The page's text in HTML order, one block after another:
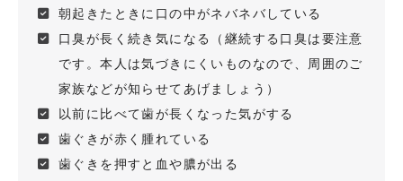
朝起きたときに口の中がネバネバしている
口臭が長く続き気になる（継続する口臭は要注意
です。本人は気づきにくいものなので、周囲のご
家族などが知らせてあげましょう）
以前に比べて歯が長くなった気がする
歯ぐきが赤く腫れている
歯ぐきを押すと血や膿が出る